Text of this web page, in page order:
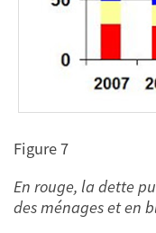
Figure 7
En rouge, la dette
des ménages et en